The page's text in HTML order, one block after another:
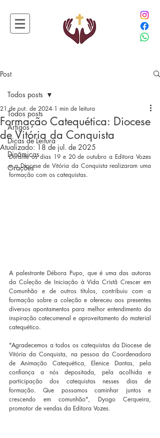
Post
Todos posts
Artigos
Dicas de Leitura
Dinâmicas
Orações
Todos posts
Formação Catequética: Diocese
de Vitória da Conquista
21 de out. de 2024 1 min de leitura
Atualizado: 18 de jul. de 2025
Durante os dias 19 e 20 de outubro a Editora Vozes
e a Diocese de Vitória da Conquista realizaram uma
formação com os catequistas.
A palestrante Débora Pupo, que é uma das autoras
da Coleção de Iniciação à Vida Cristã Crescer em
Comunhão e de outros títulos, contribuiu com a
formação sobre a coleção e ofereceu aos presentes
diversos apontamentos para melhor entendimento da
inspiração catecumenal e aproveitamento do material
catequético.
"Agradecemos a todos os catequistas da Diocese de
Vitória da Conquista, na pessoa da Coordenadora
de Animação Catequética, Elenice Dantas, pela
confiança a nós depositada, pela acolhida e
participação dos catequistas nesses dias de
formação. Que possamos caminhar juntos e
crescendo em comunhão", Dyogo Cerqueira,
promotor de vendas da Editora Vozes.